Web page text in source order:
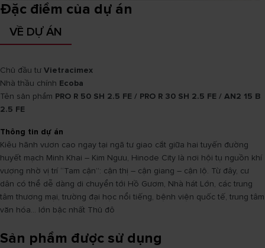
Đặc điểm của dự án
VỀ DỰ ÁN
Chủ đầu tư Vietracimex
Nhà thầu chính Ecoba
Tên sản phẩm PRO R 50 SH 2.5 FE / PRO R 30 SH 2.5 FE / AN2 15 B
2.5 FE
Thông tin dự án
Kiêu hãnh vươn cao ngay tại ngã tư giao cắt giữa hai tuyến đường
huyết mạch Minh Khai – Kim Ngưu, Hinode City là nơi hội tụ nguồn khí
vượng nhờ vị trí “Tam cận”: cận thị – cận giang – cận lộ. Từ đây, cư
dân có thể dễ dàng di chuyển tới Hồ Gươm, Nhà hát Lớn, các trung
tâm thương mại, trường đại học nổi tiếng, bệnh viện quốc tế, trung tâm
văn hóa… lớn bậc nhất Thủ đô
Sản phẩm được sử dụng